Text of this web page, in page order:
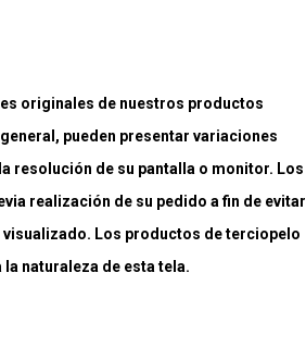
originales de nuestros productos
pueden presentar variaciones
resolución de su pantalla o monitor. Los
realización de su pedido a fin de evitar
Los productos de terciopelo
naturaleza de esta tela.